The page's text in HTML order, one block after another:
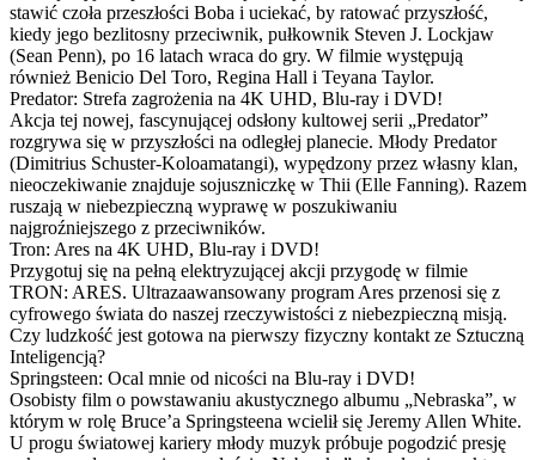
stawić czoła przeszłości Boba i uciekać, by ratować przyszłość,
kiedy jego bezlitosny przeciwnik, pułkownik Steven J. Lockjaw
(Sean Penn), po 16 latach wraca do gry. W filmie występują
również Benicio Del Toro, Regina Hall i Teyana Taylor.
Predator: Strefa zagrożenia na 4K UHD, Blu-ray i DVD!
Akcja tej nowej, fascynującej odsłony kultowej serii „Predator”
rozgrywa się w przyszłości na odległej planecie. Młody Predator
(Dimitrius Schuster-Koloamatangi), wypędzony przez własny klan,
nieoczekiwanie znajduje sojuszniczkę w Thii (Elle Fanning). Razem
ruszają w niebezpieczną wyprawę w poszukiwaniu
najgroźniejszego z przeciwników.
Tron: Ares na 4K UHD, Blu-ray i DVD!
Przygotuj się na pełną elektryzującej akcji przygodę w filmie
TRON: ARES. Ultrazaawansowany program Ares przenosi się z
cyfrowego świata do naszej rzeczywistości z niebezpieczną misją.
Czy ludzkość jest gotowa na pierwszy fizyczny kontakt ze Sztuczną
Inteligencją?
Springsteen: Ocal mnie od nicości na Blu-ray i DVD!
Osobisty film o powstawaniu akustycznego albumu „Nebraska”, w
którym w rolę Bruce’a Springsteena wcielił się Jeremy Allen White.
U progu światowej kariery młody muzyk próbuje pogodzić presję